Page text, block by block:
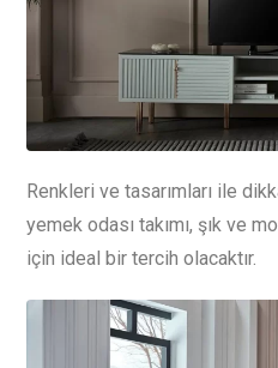
Renkleri ve tasarımları ile
yemek odası takımı, şık ve
için ideal bir tercih olacaktır.